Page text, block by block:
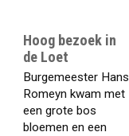
Hoog bezoek in
de Loet
Burgemeester Hans
Romeyn kwam met
een grote bos
bloemen en een